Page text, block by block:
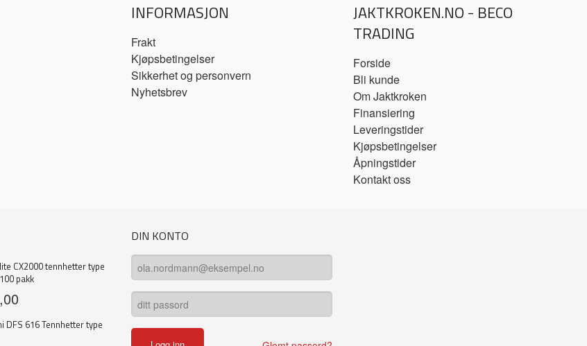
INFORMASJON
Frakt
Kjøpsbetingelser
Sikkerhet og personvern
Nyhetsbrev
JAKTKROKEN.NO - BECO
TRADING
Forside
Bli kunde
Om Jaktkroken
Finansiering
Leveringstider
Kjøpsbetingelser
Åpningstider
Kontakt oss
CX2000 tennhetter type
pakk
DFS 616 Tennhetter type
DIN KONTO